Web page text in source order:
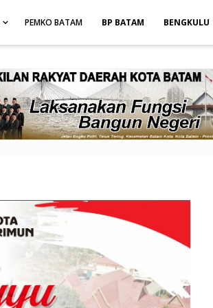
PEMKO BATAM BP BATAM BENGKULU